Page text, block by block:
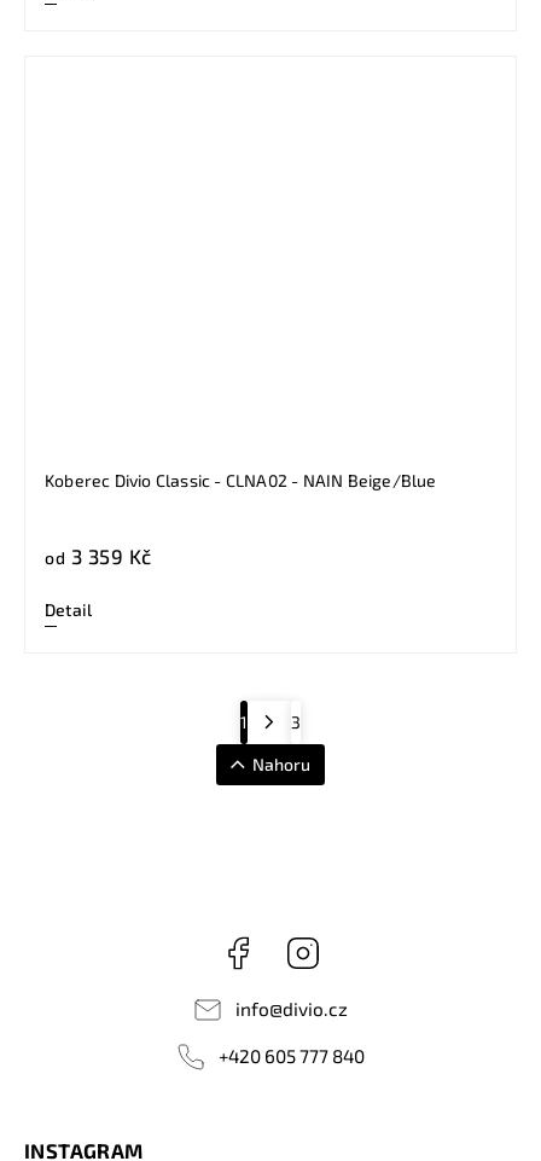
Koberec Divio Classic - CLNA02 - NAIN Beige/Blue
od 3 359 Kč
Detail
1 3
Nahoru
Facebook
info@divio.cz
+420 605 777 840
INSTAGRAM